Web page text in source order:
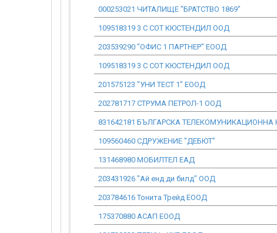
000253021 ЧИТАЛИЩЕ "БРАТСТВО 1869"
109518319 3 С СОТ КЮСТЕНДИЛ ООД
203539290 "ОФИС 1 ПАРТНЕР" ЕООД
109518319 3 С СОТ КЮСТЕНДИЛ ООД
201575123 "УНИ ТЕСТ 1" ЕООД
202781717 СТРУМА ПЕТРОЛ-1 ООД
831642181 БЪЛГАРСКА
109560460 СДРУЖЕНИЕ "ДЕБЮТ"
131468980 МОБИЛТЕЛ ЕАД
203431926 "Ай енд ди билд" ООД
203784616 Тонита Трейд ЕООД
175370880 АСАП ЕООД